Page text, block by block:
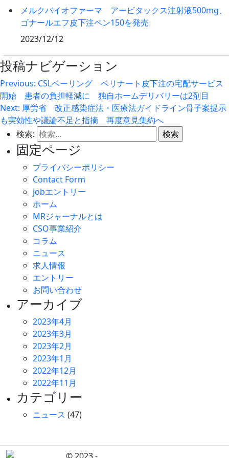
メルクバイオファーマ アービタックス注射液500mg、
ゴナールエフ皮下注ペン150を発売
2023/12/12
投稿ナビゲーション
Previous: CSLベーリング ベリナート皮下注の宅配サービス
開始 患者の負担軽減に 独自ホームデリバリーは2剤目
Next: 厚労省 改正感染症法・医療法ガイドライン骨子案提示
も実効性や議論不足と指摘 再度意見集約へ
検索:
固定ページ
プライバシーポリシー
Contact Form
jobエントリー
ホーム
MRジャーナルとは
CSO事業紹介
コラム
ニュース
求人情報
エントリー
お問い合わせ
アーカイブ
2023年4月
2023年3月
2023年2月
2023年1月
2022年12月
2022年11月
カテゴリー
ニュース (47)